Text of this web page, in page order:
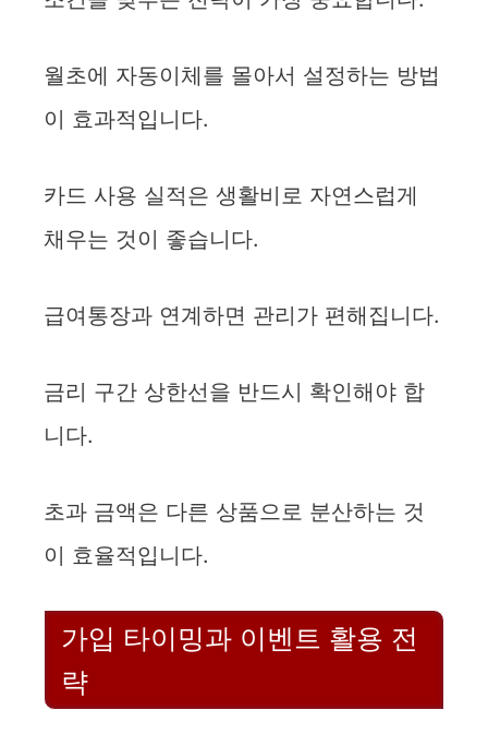
월초에 자동이체를 몰아서 설정하는 방법
이 효과적입니다.
카드 사용 실적은 생활비로 자연스럽게
채우는 것이 좋습니다.
급여통장과 연계하면 관리가 편해집니다.
금리 구간 상한선을 반드시 확인해야 합
니다.
초과 금액은 다른 상품으로 분산하는 것
이 효율적입니다.
가입 타이밍과 이벤트 활용 전
략